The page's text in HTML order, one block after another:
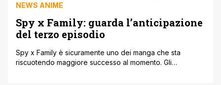
NEWS ANIME
Spy x Family: guarda l’anticipazione
del terzo episodio
Spy x Family è sicuramente uno dei manga che sta
riscuotendo maggiore successo al momento. Gli